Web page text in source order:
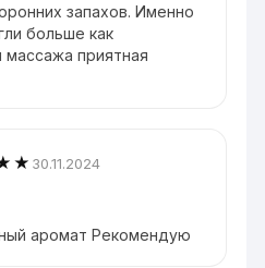
запахов. Именно
больше как
приятная
30.11.2024
аромат Рекомендую